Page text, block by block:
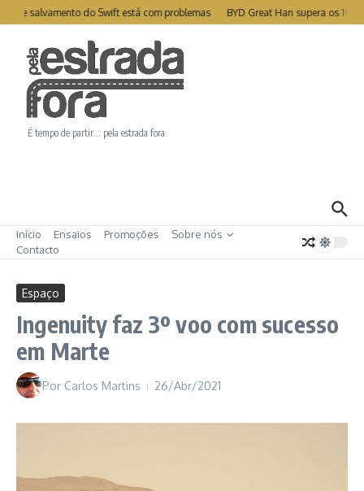
Ir para o conteúdo
de salvamento do Swift está com problemas BYD Great Han supera os
É tempo de partir… pela estrada fora.
Início Ensaios Promoções
Sobre nós
Contacto
Espaço
Ingenuity faz 3º voo com sucesso
em Marte
Por Carlos Martins 26/Abr/2021